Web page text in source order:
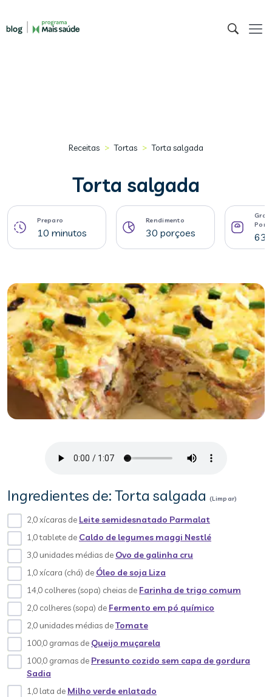
Receitas > Tortas > Torta salgada
Torta salgada
Preparo
10 minutos
Rendimento
30 porçoes 63
Ingredientes de: Torta salgada (Limpar)
2,0 xícaras de Leite semidesnatado Parmalat
1,0 tablete de Caldo de legumes maggi Nestlé
3,0 unidades médias de Ovo de galinha cru
1,0 xícara (chá) de Óleo de soja Liza
14,0 colheres (sopa) cheias de Farinha de trigo comum
2,0 colheres (sopa) de Fermento em pó químico
2,0 unidades médias deTomate
100,0 gramas de Queijo muçarela
100,0 gramas de Presunto cozido sem capa de gordura
Sadia
1,0 lata de Milho verde enlatado